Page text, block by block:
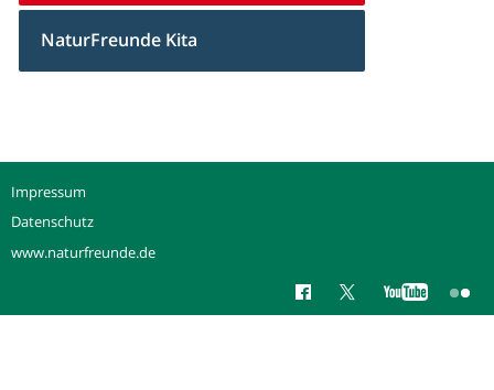
NaturFreunde Kita
Impressum
Datenschutz
www.naturfreunde.de